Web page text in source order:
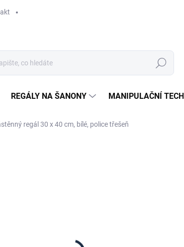
Hledat
REGÁLY NA ŠANONY MANIPULAČNÍ
regál 30 x 40 cm, bílé, police třešeň